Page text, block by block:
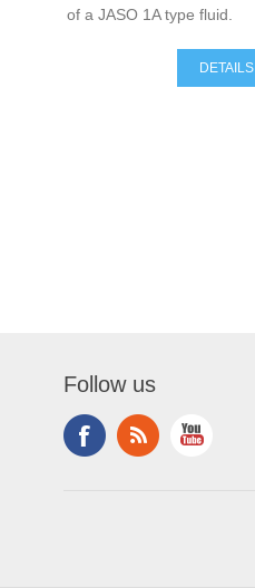
of a JASO 1A type fluid.
DETAILS
Follow us